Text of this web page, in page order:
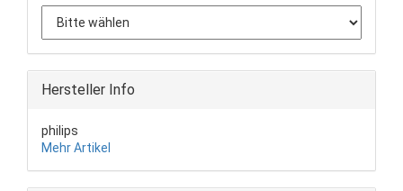
Hersteller Info
philips
Mehr Artikel